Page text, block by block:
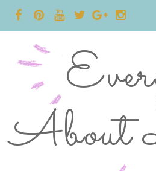
About